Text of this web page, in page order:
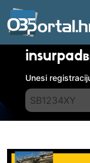
insurpad
Unesi